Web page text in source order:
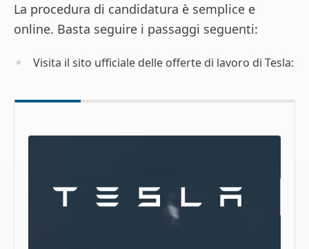
La procedura di candidatura è semplice e
online. Basta seguire i passaggi seguenti:
Visita il sito ufficiale delle offerte di lavoro di Tesla: